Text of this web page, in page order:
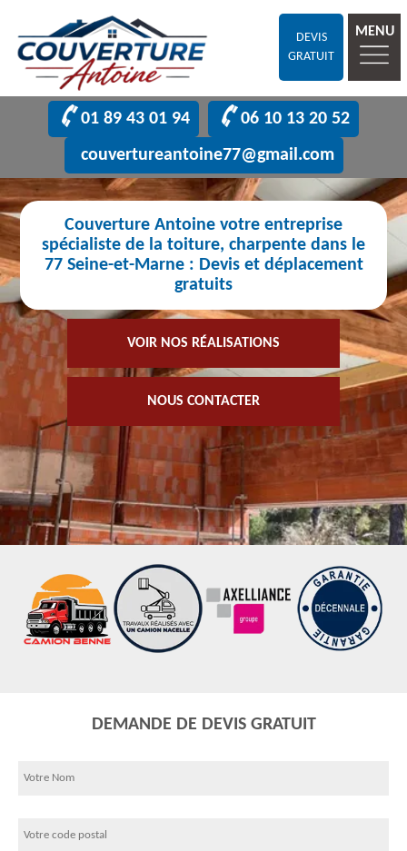
DEVIS
GRATUIT
MENU
01 89 43 01 94
06 10 13 20 52
couvertureantoine77@gmail.com
Couverture Antoine votre entreprise
spécialiste de la toiture, charpente dans le
77 Seine-et-Marne : Devis et déplacement
gratuits
VOIR NOS RÉALISATIONS
NOUS CONTACTER
DEMANDE DE DEVIS GRATUIT